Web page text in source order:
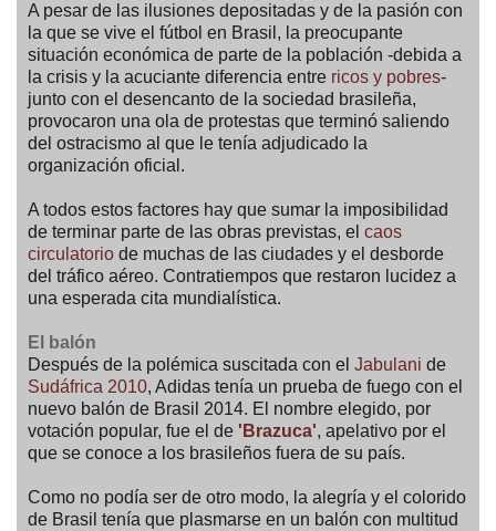
A pesar de las ilusiones depositadas y de la pasión con
la que se vive el fútbol en Brasil, la preocupante
situación económica de parte de la población -debida a
la crisis y la acuciante diferencia entre ricos y pobres-
junto con el desencanto de la sociedad brasileña,
provocaron una ola de protestas que terminó saliendo
del ostracismo al que le tenía adjudicado la
organización oficial.
A todos estos factores hay que sumar la imposibilidad
de terminar parte de las obras previstas, el caos
circulatorio de muchas de las ciudades y el desborde
del tráfico aéreo. Contratiempos que restaron lucidez a
una esperada cita mundialística.
El balón
Después de la polémica suscitada con el Jabulani de
Sudáfrica 2010, Adidas tenía un prueba de fuego con el
nuevo balón de Brasil 2014. El nombre elegido, por
votación popular, fue el de 'Brazuca', apelativo por el
que se conoce a los brasileños fuera de su país.
Como no podía ser de otro modo, la alegría y el colorido
de Brasil tenía que plasmarse en un balón con multitud